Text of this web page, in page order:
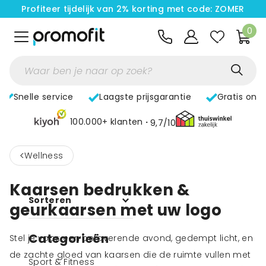
Profiteer tijdelijk van 2% korting met code: ZOMER
0
Snelle service Laagste prijsgarantie Gratis
100.000+ klanten 9,7/10
< Wellness
Sorteren
Categorieën
Sport & Fitness
Kaarsen bedrukken &
geurkaarsen met uw logo
Stel je voor: een betoverende avond, gedempt licht, en
de zachte gloed van kaarsen die de ruimte vullen met